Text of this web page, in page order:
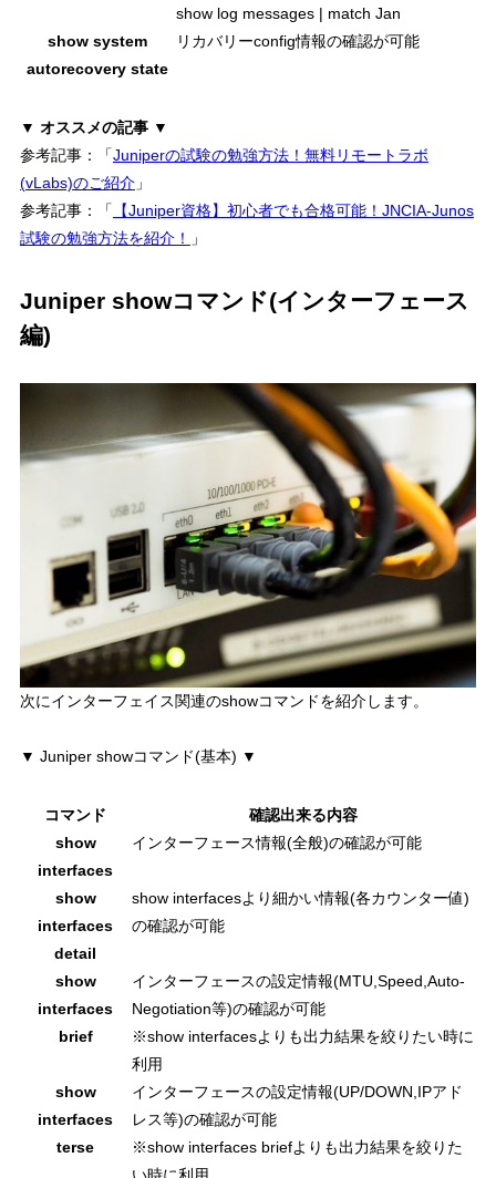
show log messages | match Jan
show system
autorecovery state
リカバリーconfig情報の確認が可能
▼ オススメの記事 ▼
参考記事：「Juniperの試験の勉強方法！無料リモートラボ
(vLabs)のご紹介」
参考記事：「
【Juniper資格】初心者でも合格可能！JNCIA-Junos
試験の勉強方法を紹介！
」
Juniper showコマンド(インターフェース
編)
次にインターフェイス関連のshowコマンドを紹介します。
▼ Juniper showコマンド(基本) ▼
コマンド
確認出来る内容
show
interfaces
インターフェース情報(全般)の確認が可能
show
interfaces
detail
show interfacesより細かい情報(各カウンター値)
の確認が可能
show
interfaces
brief
インターフェースの設定情報(MTU,Speed,Auto-
Negotiation等)の確認が可能
※show interfacesよりも出力結果を絞りたい時に
利用
show
interfaces
terse
インターフェースの設定情報(UP/DOWN,IPアド
レス等)の確認が可能
※show interfaces briefよりも出力結果を絞りた